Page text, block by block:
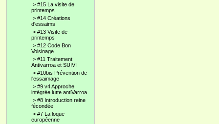
> #15 La visite de
printemps
> #14 Créations
d'essaims
> #13 Visite de
printemps
> #12 Code Bon
Voisinage
> #11 Traitement
Antivarroa et SUIVI
> #10bis Prévention de
l'essaimage
> #9 v4 Approche
intégrée lutte antiVarroa
> #8 Introduction reine
fécondée
> #7 La loque
européenne